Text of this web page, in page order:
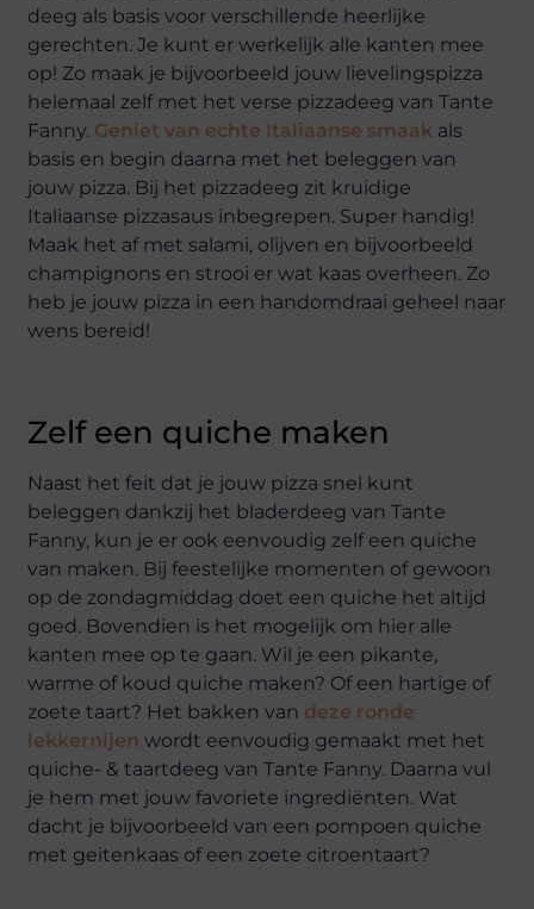
deeg als basis voor verschillende heerlijke
gerechten. Je kunt er werkelijk alle kanten mee
op! Zo maak je bijvoorbeeld jouw lievelingspizza
helemaal zelf met het verse pizzadeeg van Tante
Fanny. Geniet van echte Italiaanse smaak als
basis en begin daarna met het beleggen van
jouw pizza. Bij het pizzadeeg zit kruidige
Italiaanse pizzasaus inbegrepen. Super handig!
Maak het af met salami, olijven en bijvoorbeeld
champignons en strooi er wat kaas overheen. Zo
heb je jouw pizza in een handomdraai geheel naar
wens bereid!
Zelf een quiche maken
Naast het feit dat je jouw pizza snel kunt
beleggen dankzij het bladerdeeg van Tante
Fanny, kun je er ook eenvoudig zelf een quiche
van maken. Bij feestelijke momenten of gewoon
op de zondagmiddag doet een quiche het altijd
goed. Bovendien is het mogelijk om hier alle
kanten mee op te gaan. Wil je een pikante,
warme of koud quiche maken? Of een hartige of
zoete taart? Het bakken van deze ronde
lekkernijen wordt eenvoudig gemaakt met het
quiche- & taartdeeg van Tante Fanny. Daarna vul
je hem met jouw favoriete ingrediënten. Wat
dacht je bijvoorbeeld van een pompoen quiche
met geitenkaas of een zoete citroentaart?